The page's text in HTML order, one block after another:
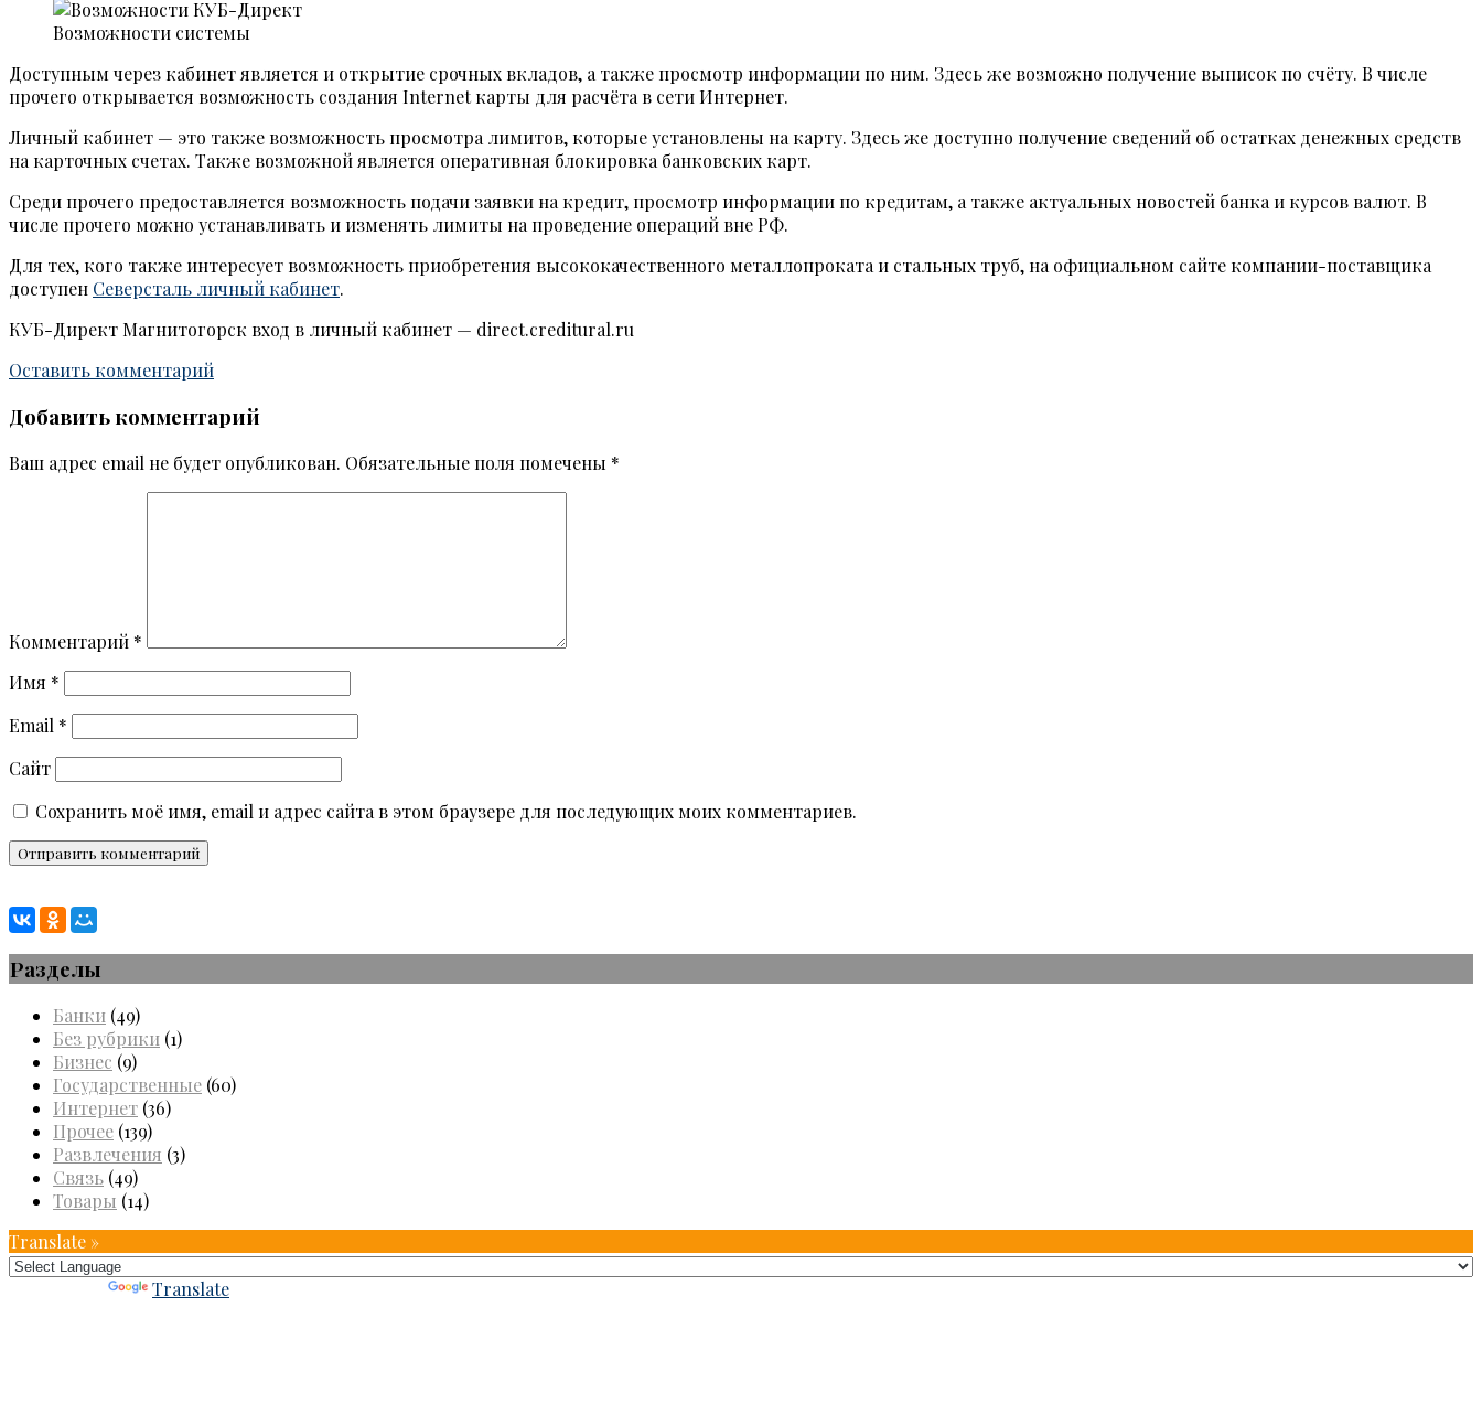
Возможности системы
Доступным через кабинет является и открытие срочных вкладов, а также просмотр информации по ним. Здесь же возможно получение выписок по счёту. В числе
прочего открывается возможность создания Internet карты для расчёта в сети Интернет.
Личный кабинет — это также возможность просмотра лимитов, которые установлены на карту. Здесь же доступно получение сведений об остатках денежных средств
на карточных счетах. Также возможной является оперативная блокировка банковских карт.
Среди прочего предоставляется возможность подачи заявки на кредит, просмотр информации по кредитам, а также актуальных новостей банка и курсов валют. В
числе прочего можно устанавливать и изменять лимиты на проведение операций вне РФ.
Для тех, кого также интересует возможность приобретения высококачественного металлопроката и стальных труб, на официальном сайте компании-поставщика
доступен Северсталь личный кабинет.
КУБ-Директ Магнитогорск вход в личный кабинет — direct.creditural.ru
Оставить комментарий
Добавить комментарий
Ваш адрес email не будет опубликован. Обязательные поля помечены *
Комментарий *
Имя *
Email *
Сайт
Сохранить моё имя, email и адрес сайта в этом браузере для последующих моих комментариев.
Разделы
Банки (49)
Без рубрики (1)
Бизнес (9)
Государственные (60)
Интернет (36)
Прочее (139)
Развлечения (3)
Связь (49)
Товары (14)
Translate »
Translate